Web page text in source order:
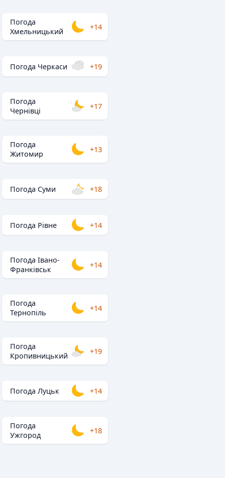
Погода
Хмельницький
+14
Погода Черкаси +19
Погода
Чернівці
+17
Погода
Житомир
+13
Погода Суми +18
Погода Рівне +14
Погода Івано-
Франківськ
+14
Погода
Тернопіль
+14
Погода
Кропивницький
+19
Погода Луцьк +14
Погода
Ужгород
+18